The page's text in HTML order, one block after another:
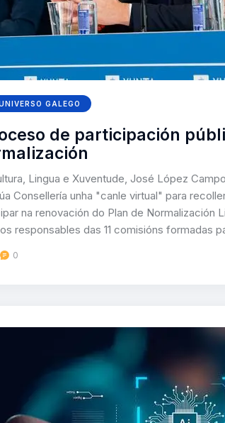
GALEGO
de participación
Lingua e Xuventude, José López
Consellería unha "canle virtual" para
na renovación do Plan de Normalización
responsables das 11 comisións formadas
0